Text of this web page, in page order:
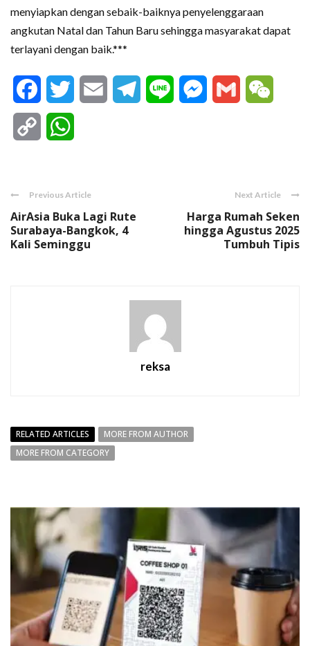
menyiapkan dengan sebaik-baiknya penyelenggaraan
angkutan Natal dan Tahun Baru sehingga masyarakat dapat
terlayani dengan baik.***
FacebookTwitter Email Telegram
Line Messenger
Gmail
Copy
Previous Article
AirAsia Buka Lagi Rute
Surabaya-Bangkok, 4
Kali Seminggu
Next Article
Harga Rumah Seken
hingga Agustus 2025
Tumbuh Tipis
reksa
RELATED ARTICLES
MORE FROM AUTHOR
MORE FROM CATEGORY